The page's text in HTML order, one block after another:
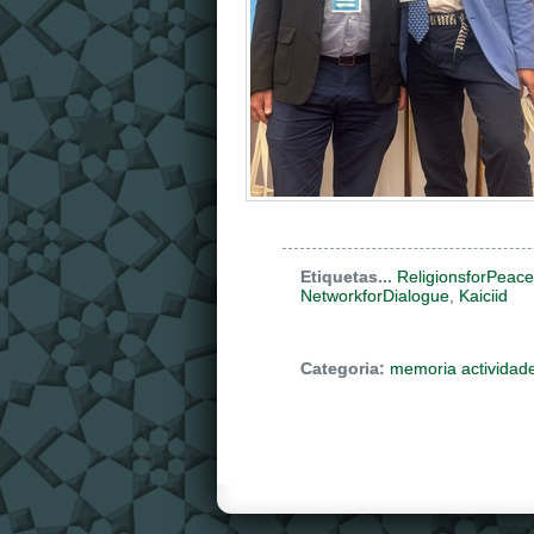
Etiquetas... ReligionsforPeace
NetworkforDialogue Kaiciid
Categoria: memoria